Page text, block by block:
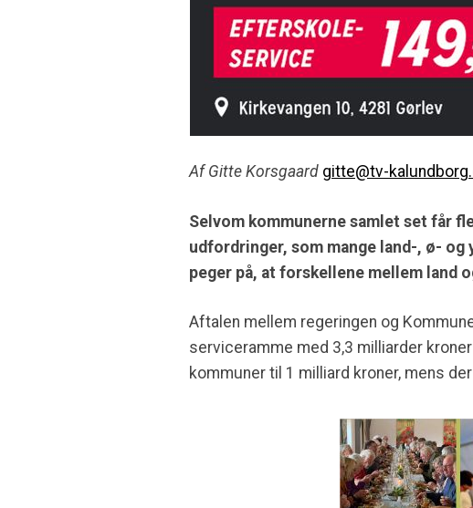
Af Gitte Korsgaard gitte@tv-
Selvom kommunerne samlet set får
udfordringer, som mange land-, ø-
peger på, at forskellene mellem land
Aftalen mellem regeringen og
serviceramme med 3,3 milliarder
kommuner til 1 milliard kroner, mens